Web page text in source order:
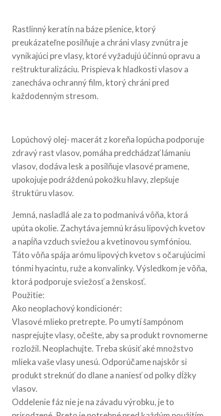
Rastlinný keratín na báze pšenice, ktorý
preukázateľne posilňuje a chráni vlasy zvnútra je
vynikajúci pre vlasy, ktoré vyžadujú účinnú opravu a
reštrukturalizáciu. Prispieva k hladkosti vlasov a
zanecháva ochranný film, ktorý chráni pred
každodenným stresom.
Lopúchový olej- macerát z koreňa lopúcha podporuje
zdravý rast vlasov, pomáha predchádzať lámaniu
vlasov, dodáva lesk a posilňuje vlasové pramene,
upokojuje podráždenú pokožku hlavy, zlepšuje
štruktúru vlasov.
Jemná, nasladlá ale za to podmanivá vôňa, ktorá
upúta okolie. Zachytáva jemnú krásu lipových kvetov
a napĺňa vzduch sviežou a kvetinovou symfóniou.
Táto vôňa spája arómu lipových kvetov s očarujúcimi
tónmi hyacintu, ruže a konvalinky. Výsledkom je vôňa,
ktorá podporuje sviežosť a ženskosť.
Použitie:
Ako neoplachový kondicionér:
Vlasové mlieko pretrepte. Po umytí šampónom
nasprejujte vlasy, očešte, aby sa produkt rovnomerne
rozložil. Neoplachujte. Treba skúsiť aké množstvo
mlieka vaše vlasy unesú. Odporúčame najskôr si
produkt streknúť do dlane a naniesť od polky dĺžky
vlasov.
Oddelenie fáz nie je na závadu výrobku, je to